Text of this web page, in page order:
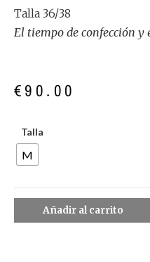
Talla 36/38
El tiempo de confección y
€90.00
Talla
M
Añadir al carrito